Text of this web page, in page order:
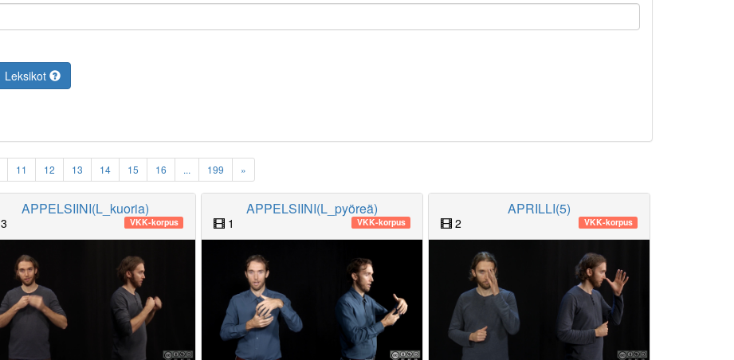
Leksikot
11 12 13 14 15 16 ... 199 »
APPELSIINI(L_kuoria)
3 VKK-korpus
APPELSIINI(L_pyöreä)
1 VKK-korpus
APRILLI(5)
2 VKK-korpus